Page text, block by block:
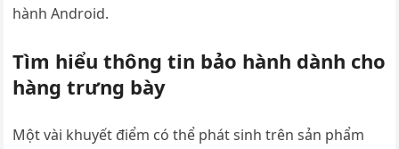
hành Android.
Tìm hiểu thông tin bảo hành dành cho
hàng trưng bày
Một vài khuyết điểm có thể phát sinh trên sản phẩm